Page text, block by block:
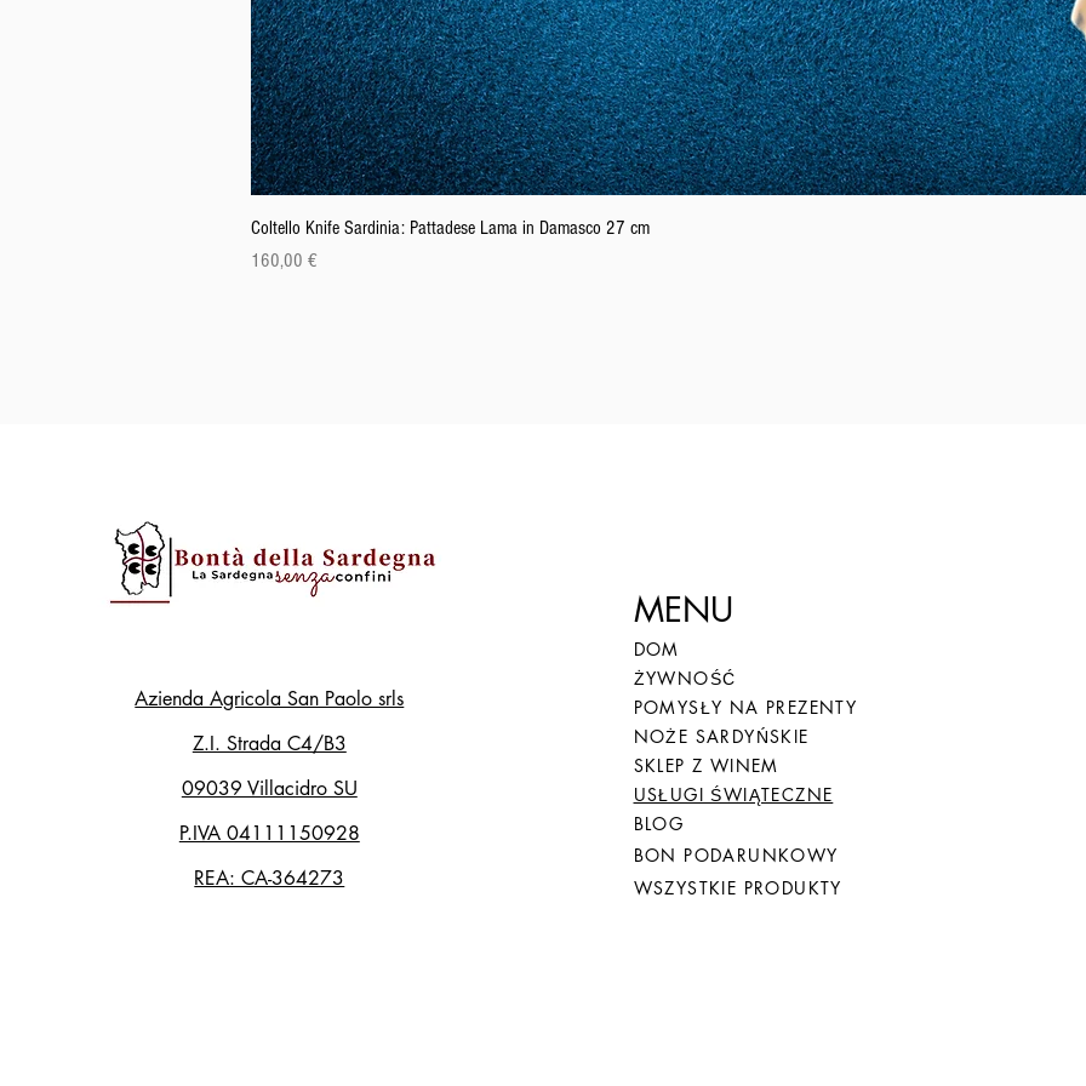
Coltello Knife Sardinia: Pattadese Lama in Damasco 27 cm
Cena
160,00 €
Azienda Agricola San Paolo srls
Z.I. Strada C4/B3
09039 Villacidro SU
P.IVA 04111150928
REA: CA-364273
MENU
DOM
ŻYWNOŚĆ
POMYSŁY NA PREZENTY
NOŻE SARDYŃSKIE
SKLEP Z WINEM
USŁUGI ŚWIĄTECZNE
BLOG
BON PODARUNKOWY
WSZYSTKIE PRODUKTY